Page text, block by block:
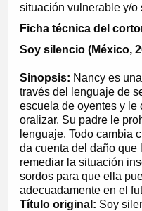
situación vulnerable y/o
Ficha técnica del
Soy silencio (México,
Sinopsis: Nancy es
través del lenguaje de
escuela de oyentes y le
oralizar. Su padre le
lenguaje. Todo cambia
da cuenta del daño que
remediar la situación
sordos para que ella
adecuadamente en el
Título original: Soy